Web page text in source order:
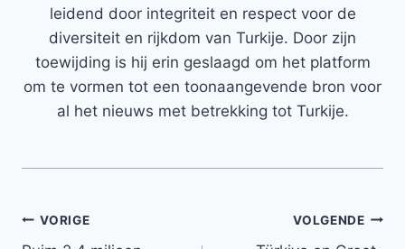
leidend door integriteit en respect voor de
diversiteit en rijkdom van Turkije. Door zijn
toewijding is hij erin geslaagd om het platform
om te vormen tot een toonaangevende bron voor
al het nieuws met betrekking tot Turkije.
Bericht
VORIGE VOLGENDE